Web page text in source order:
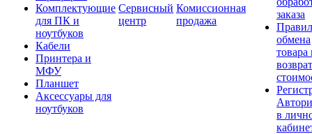
Комплектующие
для ПК и
ноутбуков
Кабели
Принтера и
МФУ
Планшет
Аксессуары для
ноутбуков
Сервисный
центр
Комиссионная
продажа
заказа
обмена
товара
в